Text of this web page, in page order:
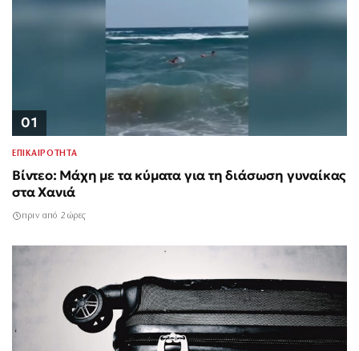
01
ΕΠΙΚΑΙΡΟΤΗΤΑ
Βίντεο: Μάχη με τα κύματα για τη διάσωση γυναίκας
στα Χανιά
πριν από 2 ώρες